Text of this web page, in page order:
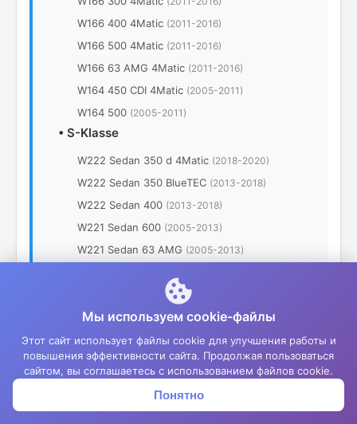
Войти
W166 400 4Matic (2011-2016)
W166 500 4Matic (2011-2016)
W166 63 AMG 4Matic (2011-2016)
W164 450 CDI 4Matic (2005-2011)
W164 500 (2005-2011)
• S-Klasse
W222 Sedan 350 d 4Matic (2018-2020)
W222 Sedan 350 BlueTEC (2013-2018)
W222 Sedan 400 (2013-2018)
W221 Sedan 600 (2005-2013)
W221 Sedan 63 AMG (2005-2013)
W220 Sedan 350(1998-2005)
W220 Sedan 350 4Matic(1998-2005)
W220 Sedan 400 CDI(1998-2005)
W220 Sedan 400 CDI Security(1998-2005)
Мы используем cookie-файлы
Этот сайт использует файлы cookie для улучшения работы и
повышения эффективности сайта. Продолжая пользоваться
сайтом, вы соглашаетесь с использованием файлов cookie.
Понятно